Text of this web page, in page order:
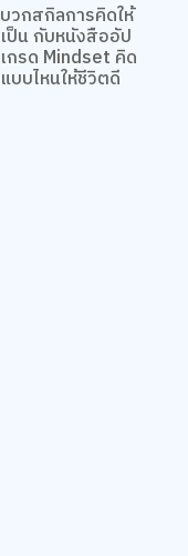
บวกสกิลการคิดให้
เป็น กับหนังสืออัป
เกรด Mindset คิด
แบบไหนให้ชีวิตดี